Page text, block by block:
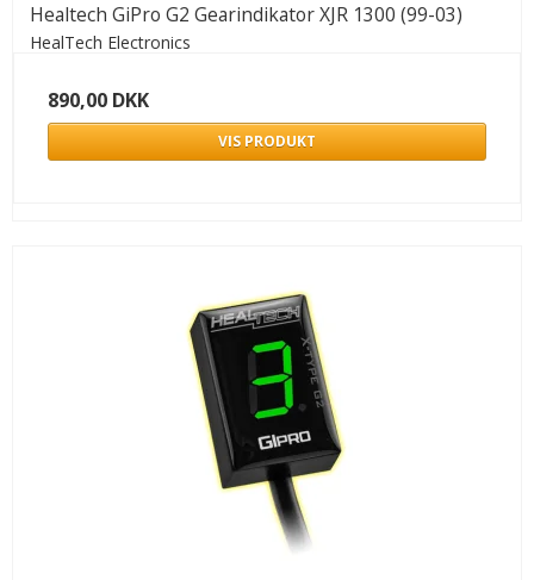
Healtech GiPro G2 Gearindikator XJR 1300 (99-03)
HealTech Electronics
890,00 DKK
VIS PRODUKT